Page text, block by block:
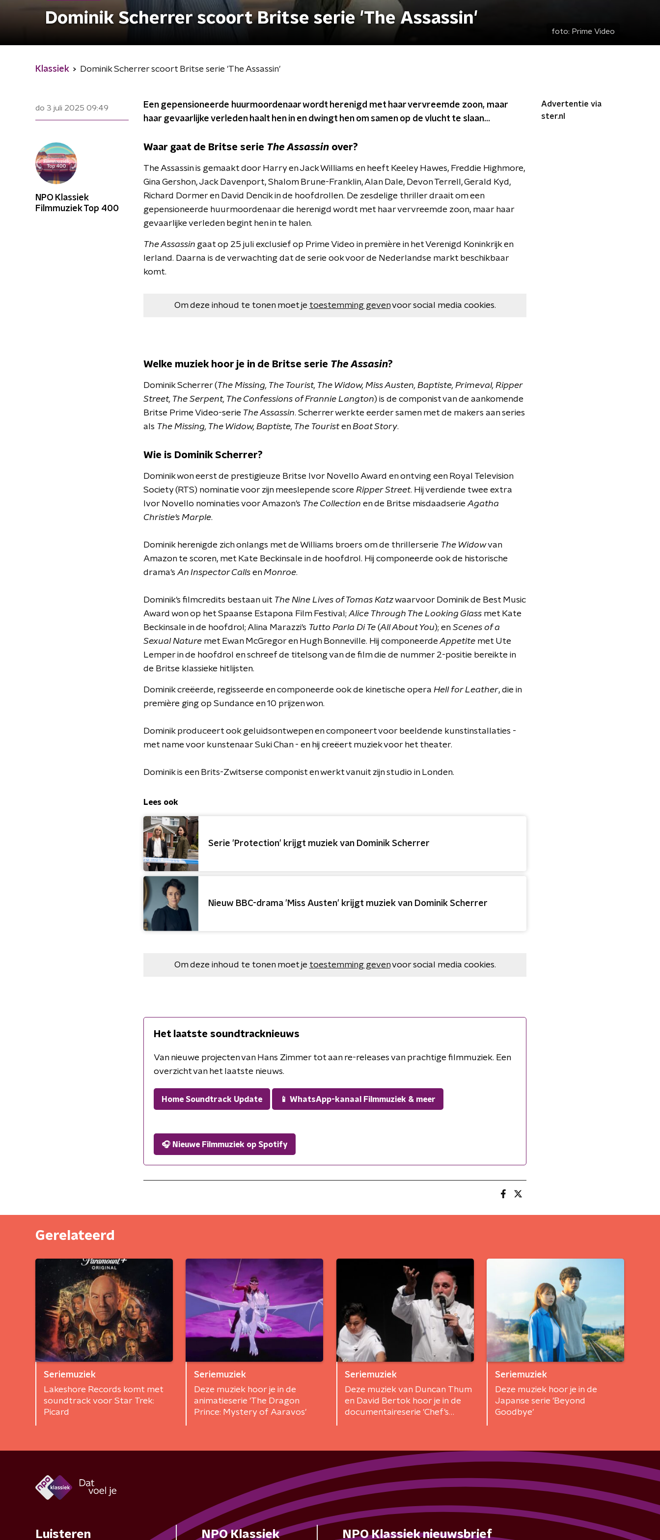
Dominik Scherrer scoort Britse serie 'The Assassin'
foto: Prime Video
Klassiek Dominik Scherrer scoort Britse serie 'The Assassin'
do 3 juli 2025 09:49
Een gepensioneerde huurmoordenaar wordt herenigd met haar vervreemde zoon, maar
haar gevaarlijke verleden haalt hen in en dwingt hen om samen op de vlucht te slaan...
Waar gaat de Britse serie The Assassin over?
The Assassin is gemaakt door Harry en Jack Williams en heeft Keeley Hawes, Freddie Highmore,
Gina Gershon, Jack Davenport, Shalom Brune-Franklin, Alan Dale, Devon Terrell, Gerald Kyd,
Richard Dormer en David Dencik in de hoofdrollen. De zesdelige thriller draait om een ​​
gepensioneerde huurmoordenaar die herenigd wordt met haar vervreemde zoon, maar haar
gevaarlijke verleden begint hen in te halen.
The Assassin gaat op 25 juli exclusief op Prime Video in première in het Verenigd Koninkrijk en
Ierland. Daarna is de verwachting dat de serie ook voor de Nederlandse markt beschikbaar
komt.
Om deze inhoud te tonen moet je toestemming gevenvoor social media cookies.
Welke muziek hoor je in de Britse serie The Assasin?
Dominik Scherrer (The Missing, The Tourist, The Widow, Miss Austen, Baptiste, Primeval, Ripper
Street, The Serpent, The Confessions of Frannie Langton) is de componist van de aankomende
Britse Prime Video-serie The Assassin. Scherrer werkte eerder samen met de makers aan series
als The Missing, The Widow, Baptiste, The TouristenBoat Story.
Wie is Dominik Scherrer?
Dominik won eerst de prestigieuze Britse Ivor Novello Award en ontving een Royal Television
Society (RTS) nominatie voor zijn meeslepende score Ripper Street. Hij verdiende twee extra
Ivor Novello nominaties voor Amazon's The Collection en de Britse misdaadserie Agatha
Christie's Marple.
Dominik herenigde zich onlangs met de Williams broers om de thrillerserie The Widowvan
Amazon te scoren, met Kate Beckinsale in de hoofdrol. Hij componeerde ook de historische
drama's An Inspector Calls enMonroe.
Dominik's filmcredits bestaan uit The Nine Lives of Tomas Katzwaarvoor Dominik de Best Music
Award won op het Spaanse Estapona Film Festival; Alice Through The Looking Glass met Kate
Beckinsale in de hoofdrol; Alina Marazzi's Tutto Parla Di Te (All About You); en Scenes of a
Sexual Nature met Ewan McGregor en Hugh Bonneville. Hij componeerdeAppetite met Ute
Lemper in de hoofdrol en schreef de titelsong van de film die de nummer 2-positie bereikte in
de Britse klassieke hitlijsten.
Dominik creëerde, regisseerde en componeerde ook de kinetische opera Hell for Leather, die in
première ging op Sundance en 10 prijzen won.
Dominik produceert ook geluidsontwepen en componeert voor beeldende kunstinstallaties -
met name voor kunstenaar Suki Chan - en hij creëert muziek voor het theater.
Dominik is een Brits-Zwitserse componist en werkt vanuit zijn studio in Londen.
Lees ook
Serie 'Protection' krijgt muziek van Dominik Scherrer
Nieuw BBC-drama 'Miss Austen' krijgt muziek van Dominik Scherrer
Om deze inhoud te tonen moet je toestemming gevenvoor social media cookies.
Het laatste soundtracknieuws
Van nieuwe projecten van Hans Zimmer tot aan re-releases van prachtige filmmuziek. Een
overzicht van het laatste nieuws.
Home Soundtrack Update 📱 WhatsApp-kanaal Filmmuziek & meer
🎧 Nieuwe Filmmuziek op Spotify
Advertentie via
ster.nl
NPO Klassiek
Filmmuziek Top 400
Gerelateerd
Seriemuziek
Lakeshore Records komt met
soundtrack voor Star Trek:
Picard
Seriemuziek
Deze muziek hoor je in de
animatieserie 'The Dragon
Prince: Mystery of Aaravos'
Seriemuziek
Deze muziek van Duncan Thum
en David Bertok hoor je in de
documentaireserie 'Chef's
Seriemuziek
Deze muziek hoor je in de
Japanse serie 'Beyond
Goodbye'
Luisteren NPO Klassiek NPO Klassiek nieuwsbrief